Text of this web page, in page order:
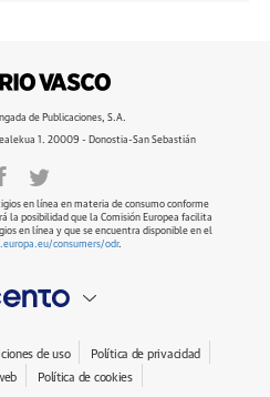
de Publicaciones, S.A.
1. 20009 - Donostia-San Sebastián
en línea en materia de consumo conforme
la posibilidad que la Comisión Europea facilita
en línea y que se encuentra disponible en el
consumers/odr.
de uso
Política de privacidad
Política de cookies